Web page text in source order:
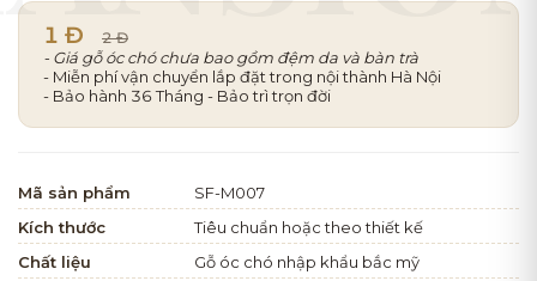
1 Đ 2 Đ
- Giá gỗ óc chó chưa bao gồm đệm da và bàn trà
- Miễn phí vận chuyển lắp đặt trong nội thành Hà Nội
- Bảo hành 36 Tháng - Bảo trì trọn đời
Mã sản phẩm
SF-M007
Kích thước
Tiêu chuẩn hoặc theo thiết kế
Chất liệu
Gỗ óc chó nhập khẩu bắc mỹ